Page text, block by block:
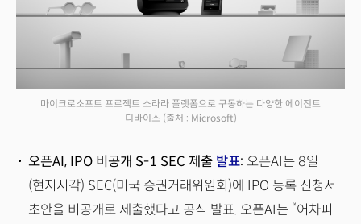
마이크로소프트 프로젝트 소라라 플랫폼으로 구동하는 다양한 에이전트
디바이스 (출처 : Microsoft)
오픈AI, IPO 비공개 S-1 SEC 제출 발표: 오픈AI는 8일
(현지시각) SEC(미국 증권거래위원회)에 IPO 등록 신청서
초안을 비공개로 제출했다고 공식 발표. 오픈AI는 “어차피